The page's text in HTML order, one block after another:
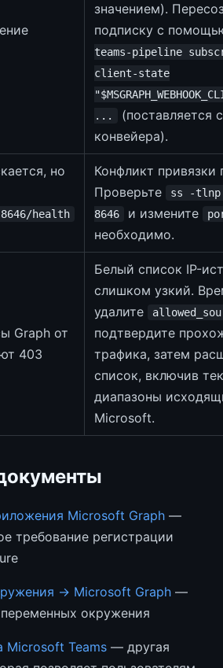
значением).
подписку с
teams-pipeline
client-state
...
(поставляется
конвейера).
но
health
Конфликт привязки
Проверьте
ss -
8646
и измените
необходимо.
Graph от
403
Белый список IP-
слишком узкий.
удалите
подтвердите
трафика, затем
список, включив
диапазоны
Microsoft.
Microsoft Graph —
требование регистрации
→ Microsoft Graph —
окружения
Microsoft Teams — другая